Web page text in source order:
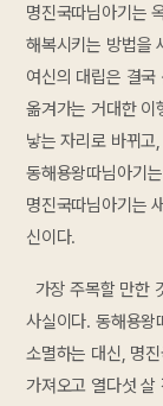
명진국따님아기는
해복시키는 방법을
여신의 대립은 결
옮겨가는 거대한 이
낳는 자리로 바뀌
동해용왕따님아기
명진국따님아기는
신이다.
가장 주목할 만한
사실이다. 동해용왕
소멸하는 대신, 명
가져오고 열다섯 살